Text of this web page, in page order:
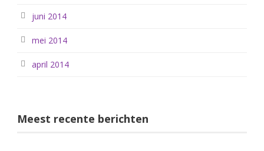
juni 2014
mei 2014
april 2014
Meest recente berichten